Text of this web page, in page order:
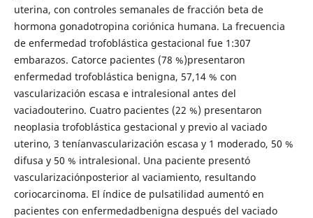
uterina, con controles semanales de fracción beta de
hormona gonadotropina coriónica humana. La frecuencia
de enfermedad trofoblástica gestacional fue 1:307
embarazos. Catorce pacientes (78 %)presentaron
enfermedad trofoblástica benigna, 57,14 % con
vascularización escasa e intralesional antes del
vaciadouterino. Cuatro pacientes (22 %) presentaron
neoplasia trofoblástica gestacional y previo al vaciado
uterino, 3 teníanvascularización escasa y 1 moderado, 50 %
difusa y 50 % intralesional. Una paciente presentó
vascularizaciónposterior al vaciamiento, resultando
coriocarcinoma. El índice de pulsatilidad aumentó en
pacientes con enfermedadbenigna después del vaciado